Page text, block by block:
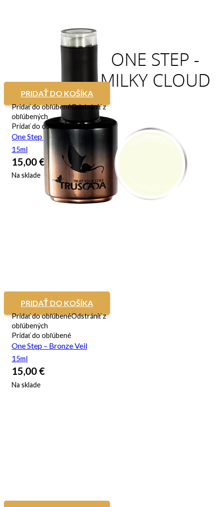
PRIDAŤ DO KOŠÍKA
Pridať do obľúbenéOdstrániť z
obľúbených
Pridať do obľúbené
One Step – Milky Cloud
15ml
15,00 €
Na sklade
PRIDAŤ DO KOŠÍKA
Pridať do obľúbenéOdstrániť z
obľúbených
Pridať do obľúbené
One Step – Bronze Veil
15ml
15,00 €
Na sklade